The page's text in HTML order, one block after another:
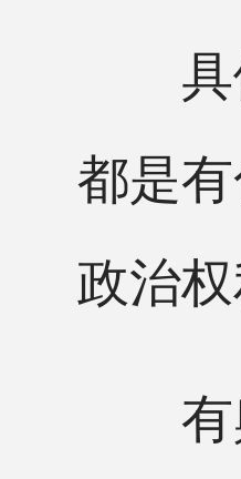
具体
都是
政治
有舆